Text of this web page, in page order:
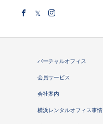
バーチャルオフィス
会員サービス
会社案内
横浜レンタルオフィス事情